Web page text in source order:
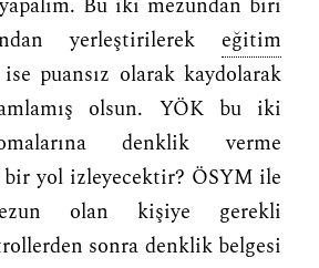
Bu iki mezundan biri
yerleştirilerek eğitim
puansız olarak kaydolarak
olsun. YÖK bu iki
denklik verme
bir yol izleyecektir? ÖSYM ile
olan kişiye gerekli
sonra denklik belgesi